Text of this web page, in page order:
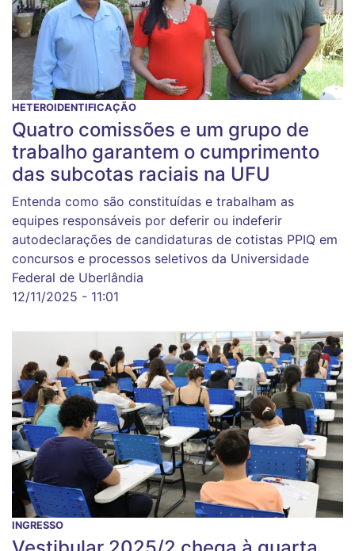
HETEROIDENTIFICAÇÃO
Quatro comissões e um grupo de
trabalho garantem o cumprimento
das subcotas raciais na UFU
Entenda como são constituídas e trabalham as
equipes responsáveis por deferir ou indeferir
autodeclarações de candidaturas de cotistas PPIQ em
concursos e processos seletivos da Universidade
Federal de Uberlândia
12/11/2025 - 11:01
INGRESSO